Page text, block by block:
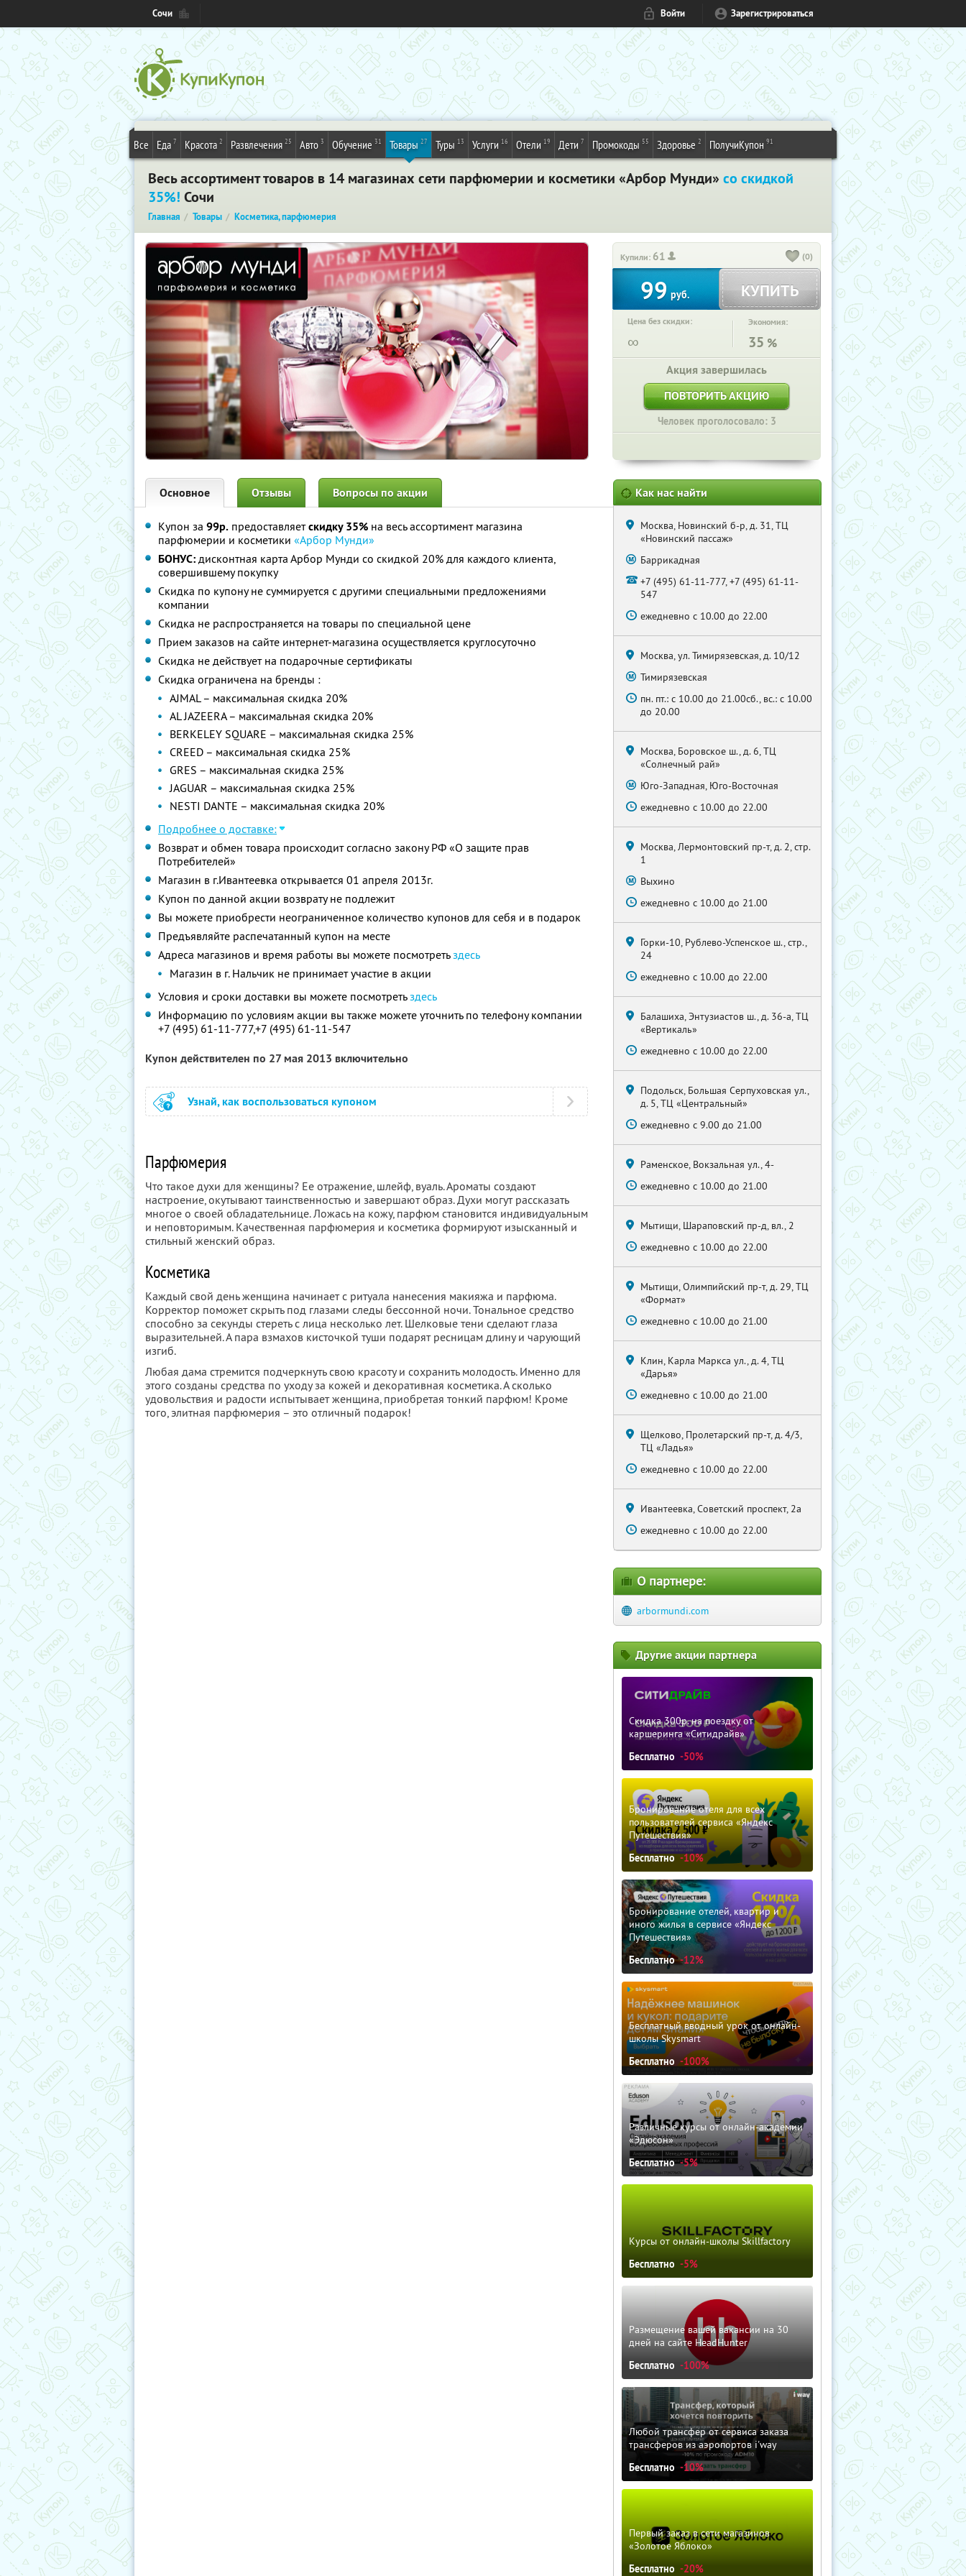
Сочи Войти Зарегистрироваться
Все Еда 7 Красота 2 Развлечения 25 Авто 3 Обучение 31 Товары 27 Туры 13 Услуги 16 Отели 19 Дети 7 Промокоды 55 Здоровье 2 ПолучиКупон 91
Весь ассортимент товаров в 14 магазинах сети парфюмерии и косметики «Арбор Мунди» со скидкой
35%! Сочи
Главная Товары Косметика, парфюмерия
Купили: 61 (0)
99 руб. КУПИТЬ
Цена без скидки:
∞
Экономия:
35 %
Акция завершилась
ПОВТОРИТЬ АКЦИЮ
Человек проголосовало: 3
Основное Отзывы Вопросы по акции
Купон за 99р. предоставляетскидку 35% на весь ассортимент магазина
парфюмерии и косметики «Арбор Мунди»
БОНУС: дисконтная карта Арбор Мунди со скидкой 20% для каждого клиента,
совершившему покупку
Скидка по купону не суммируется с другими специальными предложениями
компании
Скидка не распространяется на товары по специальной цене
Прием заказов на сайте интернет-магазина осуществляется круглосуточно
Скидка не действует на подарочные сертификаты
Скидка ограничена на бренды :
AJMAL – максимальная скидка 20%
AL JAZEERA – максимальная скидка 20%
BERKELEY SQUARE – максимальная скидка 25%
CREED – максимальная скидка 25%
GRES – максимальная скидка 25%
JAGUAR – максимальная скидка 25%
NESTI DANTE – максимальная скидка 20%
Подробнее о доставке:
Возврат и обмен товара происходит согласно закону РФ «О защите прав
Потребителей»
Магазин в г.Ивантеевка открывается 01 апреля 2013г.
Купон по данной акции возврату не подлежит
Вы можете приобрести неограниченное количество купонов для себя и в подарок
Предъявляйте распечатанный купон на месте
Адреса магазинов и время работы вы можете посмотретьздесь
Магазин в г. Нальчик не принимает участие в акции
Условия и сроки доставки вы можете посмотретьздесь
Информацию по условиям акции вы также можете уточнить по телефону компании
+7 (495) 61-11-777,+7 (495) 61-11-547
Купон действителен по 27 мая 2013 включительно
Узнай, как воспользоваться купоном
Парфюмерия
Что такое духи для женщины? Ее отражение, шлейф, вуаль. Ароматы создают
настроение, окутывают таинственностью и завершают образ. Духи могут рассказать
многое о своей обладательнице. Ложась на кожу, парфюм становится индивидуальным
и неповторимым. Качественная парфюмерия и косметика формируют изысканный и
стильный женский образ.
Косметика
Каждый свой день женщина начинает с ритуала нанесения макияжа и парфюма.
Корректор поможет скрыть под глазами следы бессонной ночи. Тональное средство
способно за секунды стереть с лица несколько лет. Шелковые тени сделают глаза
выразительней. А пара взмахов кисточкой туши подарят ресницам длину и чарующий
изгиб.
Любая дама стремится подчеркнуть свою красоту и сохранить молодость. Именно для
этого созданы средства по уходу за кожей и декоративная косметика. А сколько
удовольствия и радости испытывает женщина, приобретая тонкий парфюм! Кроме
того, элитная парфюмерия – это отличный подарок!
Как нас найти
Москва, Новинский б-р, д. 31, ТЦ
«Новинский пассаж»
Баррикадная
+7 (495) 61-11-777, +7 (495) 61-11-
547
ежедневно с 10.00 до 22.00
Москва, ул. Тимирязевская, д. 10/12
Тимирязевская
пн. пт.: с 10.00 до 21.00сб., вс.: с 10.00
до 20.00
Москва, Боровское ш., д. 6, ТЦ
«Солнечный рай»
Юго-Западная, Юго-Восточная
ежедневно с 10.00 до 22.00
Москва, Лермонтовский пр-т, д. 2, стр.
1
Выхино
ежедневно с 10.00 до 21.00
Горки-10, Рублево-Успенское ш., стр.,
24
ежедневно с 10.00 до 22.00
Балашиха, Энтузиастов ш., д. 36-а, ТЦ
«Вертикаль»
ежедневно с 10.00 до 22.00
Подольск, Большая Серпуховская ул.,
д. 5, ТЦ «Центральный»
ежедневно с 9.00 до 21.00
Раменское, Вокзальная ул., 4-
ежедневно с 10.00 до 21.00
Мытищи, Шараповский пр-д, вл., 2
ежедневно с 10.00 до 22.00
Мытищи, Олимпийский пр-т, д. 29, ТЦ
«Формат»
ежедневно с 10.00 до 21.00
Клин, Карла Маркса ул., д. 4, ТЦ
«Дарья»
ежедневно с 10.00 до 21.00
Щелково, Пролетарский пр-т, д. 4/3,
ТЦ «Ладья»
ежедневно с 10.00 до 22.00
Ивантеевка, Советский проспект, 2а
ежедневно с 10.00 до 22.00
О партнере:
arbormundi.com
Другие акции партнера
Скидка 300р. на поездку от
каршеринга «Ситидрайв»
Бесплатно -50%
Бронирование отеля для всех
пользователей сервиса «Яндекс
Путешествия»
Бесплатно -10%
Бронирование отелей, квартир и
иного жилья в сервисе «Яндекс
Путешествия»
Бесплатно -12%
Бесплатный вводный урок от онлайн-
школы Skysmart
Бесплатно -100%
Различные курсы от онлайн-академии
«Эдюсон»
Бесплатно -5%
Курсы от онлайн-школы Skillfactory
Бесплатно -5%
Размещение вашей вакансии на 30
дней на сайте HeadHunter
Бесплатно -100%
Любой трансфер от сервиса заказа
трансферов из аэропортов i'way
Бесплатно -10%
Первый заказ в сети магазинов
«Золотое Яблоко»
Бесплатно -20%